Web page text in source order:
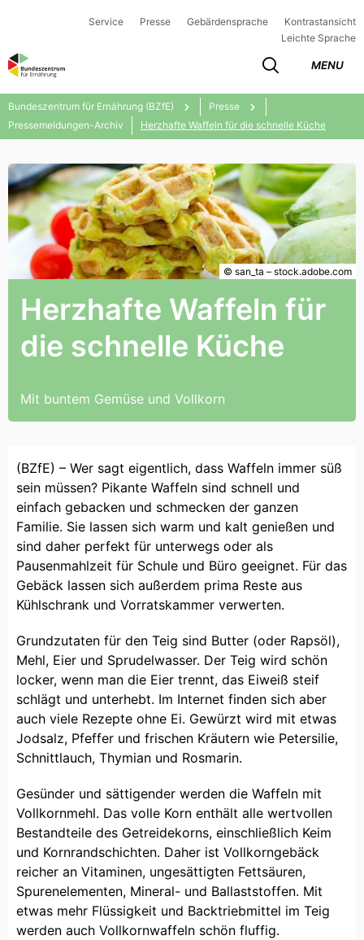
Service Presse Gebärdensprache
Kontrastansicht
Leichte Sprache
MENU
Bundeszentrum für Ernährung (BZfE)
Presse
Pressemeldungen-Archiv
Herzhafte Waffeln für die schnelle Küche
Herzhafte Waffeln für
die schnelle Küche
Mit buntem Gemüse und Vollkorn
© san_ta – stock.adobe.com
(BZfE) – Wer sagt eigentlich, dass Waffeln immer süß
sein müssen? Pikante Waffeln sind schnell und
einfach gebacken und schmecken der ganzen
Familie. Sie lassen sich warm und kalt genießen und
sind daher perfekt für unterwegs oder als
Pausenmahlzeit für Schule und Büro geeignet. Für das
Gebäck lassen sich außerdem prima Reste aus
Kühlschrank und Vorratskammer verwerten.
Grundzutaten für den Teig sind Butter (oder Rapsöl),
Mehl, Eier und Sprudelwasser. Der Teig wird schön
locker, wenn man die Eier trennt, das Eiweiß steif
schlägt und unterhebt. Im Internet finden sich aber
auch viele Rezepte ohne Ei. Gewürzt wird mit etwas
Jodsalz, Pfeffer und frischen Kräutern wie Petersilie,
Schnittlauch, Thymian und Rosmarin.
Gesünder und sättigender werden die Waffeln mit
Vollkornmehl. Das volle Korn enthält alle wertvollen
Bestandteile des Getreidekorns, einschließlich Keim
und Kornrandschichten. Daher ist Vollkorngebäck
reicher an Vitaminen, ungesättigten Fettsäuren,
Spurenelementen, Mineral- und Ballaststoffen. Mit
etwas mehr Flüssigkeit und Backtriebmittel im Teig
werden auch Vollkornwaffeln schön fluffig.